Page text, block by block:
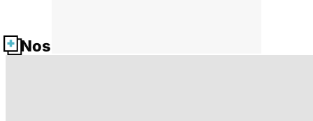
Nos fiches santé